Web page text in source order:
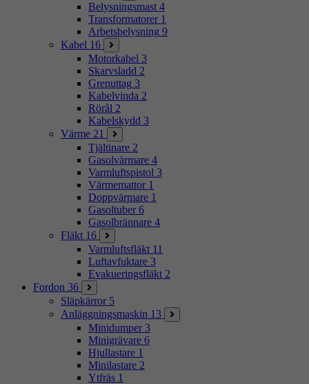
Belysningsmast 4
Transformatorer 1
Arbetsbelysning 9
Kabel 16
Motorkabel 3
Skarvsladd 2
Grenuttag 3
Kabelvinda 2
Rörål 2
Kabelskydd 3
Värme 21
Tjältinare 2
Gasolvärmare 4
Varmluftspistol 3
Värmemattor 1
Doppvärmare 1
Gasoltuber 6
Gasolbrännare 4
Fläkt 16
Varmluftsfläkt 11
Luftavfuktare 3
Evakueringsfläkt 2
Fordon 36
Släpkärror 5
Anläggningsmaskin 13
Minidumper 3
Minigrävare 6
Hjullastare 1
Minilastare 2
Ytfräs 1